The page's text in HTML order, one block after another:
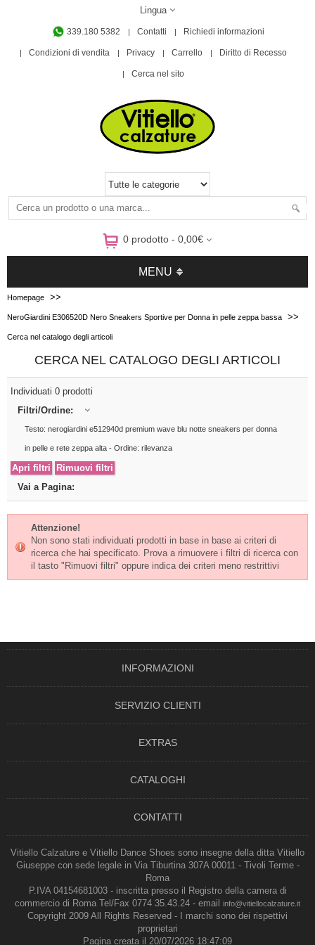
Lingua
339.180 5382 Contatti Richiedi informazioni
Condizioni di vendita Privacy Carrello Diritto di Recesso
Cerca nel sito
0 prodotto - 0,00€
MENU
Homepage >>
NeroGiardini E306520D Nero Sneakers Sportive per Donna in pelle zeppa bassa >>
Cerca nel catalogo degli articoli
CERCA NEL CATALOGO DEGLI ARTICOLI
Individuati 0 prodotti
Filtri/Ordine:
Testo: nerogiardini e512940d premium wave blu notte sneakers per donna
in pelle e rete zeppa alta - Ordine: rilevanza
Vai a Pagina:
Attenzione!
Non sono stati individuati prodotti in base in base ai criteri di
ricerca che hai specificato. Prova a rimuovere i filtri di ricerca con
il tasto "Rimuovi filtri" oppure indica dei criteri meno restrittivi
INFORMAZIONI
SERVIZIO CLIENTI
EXTRAS
CATALOGHI
CONTATTI
Vitiello Calzature e Vitiello Dance Shoes sono insegne della ditta Vitiello
Giuseppe con sede legale in Via Tiburtina 307A 00011 - Tivoli Terme -
Roma
P.IVA 04154681003 - inscritta presso il Registro della camera di
commercio di Roma Tel/Fax 0774 35.43.24 - email
info@vitiellocalzature.it
Copyright 2009 All Rights Reserved - I marchi sono dei rispettivi
proprietari
Pagina creata il 20/07/2026 18:47:09